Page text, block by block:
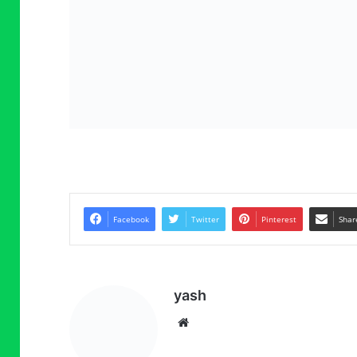
Facebook Twitter Pinterest
yash
Website